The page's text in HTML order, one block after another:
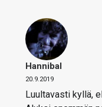
Hannibal
20.9.2019
Luultavasti kyllä,